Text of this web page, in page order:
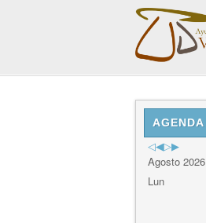
AGENDA
Previous
Year
Previous
Month
Next
Year
Next
Month
Agosto 2026
Lun